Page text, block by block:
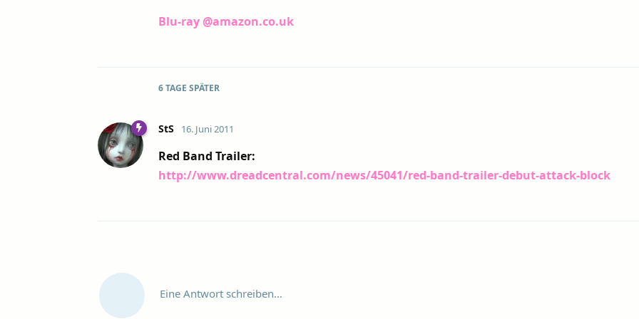
Blu-ray @amazon.co.uk
6 TAGE SPÄTER
StS 16. Juni 2011
Red Band Trailer:
http://www.dreadcentral.com/news/45041/red-band-trailer-debut-attack-block
Eine Antwort schreiben…